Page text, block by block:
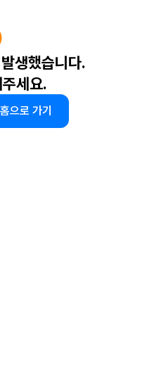
생했습니다.
세요.
홈으로 가기